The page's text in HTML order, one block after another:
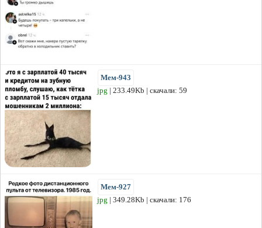
Мем-943
jpg | 233.49Kb | скачали: 59
Мем-927
jpg | 349.28Kb | скачали: 176